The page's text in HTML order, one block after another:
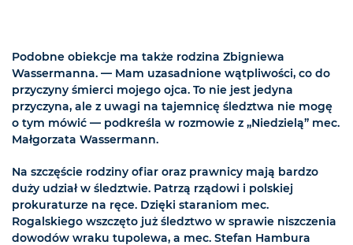
Podobne obiekcje ma także rodzina Zbigniewa
Wassermanna. — Mam uzasadnione wątpliwości, co do
przyczyny śmierci mojego ojca. To nie jest jedyna
przyczyna, ale z uwagi na tajemnicę śledztwa nie mogę
o tym mówić — podkreśla w rozmowie z „Niedzielą” mec.
Małgorzata Wassermann.
Na szczęście rodziny ofiar oraz prawnicy mają bardzo
duży udział w śledztwie. Patrzą rządowi i polskiej
prokuraturze na ręce. Dzięki staraniom mec.
Rogalskiego wszczęto już śledztwo w sprawie niszczenia
dowodów wraku tupolewa, a mec. Stefan Hambura